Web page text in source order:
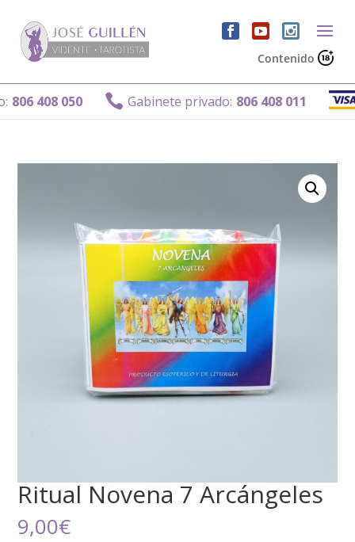
Contenido
408 050  Gabinete privado: 806 408 011
Ritual Novena 7 Arcángeles
9,00€